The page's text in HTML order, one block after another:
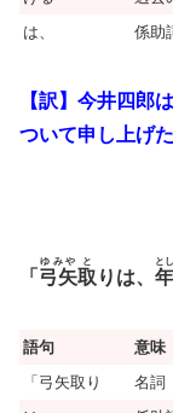
は、
係助
【訳】今井四郎
ついて申し上げ
「 弓矢
ゆみや
取
と
りは、 年
とし
語句
意味
「弓矢取り
名詞